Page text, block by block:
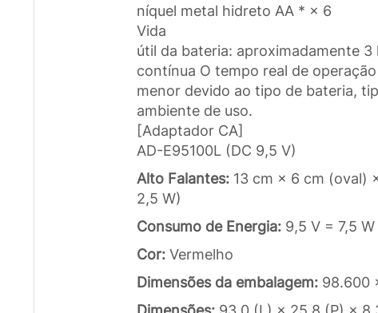
níquel metal hidreto AA * × 6
Vida
útil da bateria: aproximadamente 3
contínua O tempo real de
menor devido ao tipo de bateria,
ambiente de uso.
[Adaptador CA]
AD-E95100L (DC 9,5 V)
Alto Falantes: 13 cm × 6 cm (oval)
2,5 W)
Consumo de Energia: 9,5 V = 7,5 W
Cor:Vermelho
Dimensões da embalagem: 98.600